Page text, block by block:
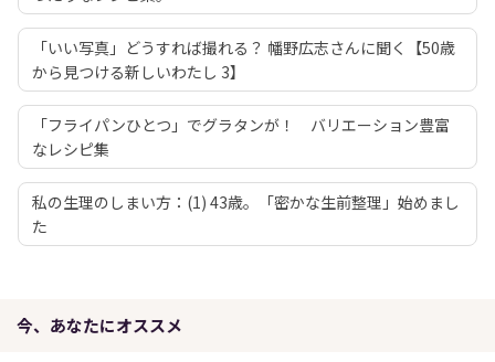
「いい写真」どうすれば撮れる？ 幡野広志さんに聞く【50歳
から見つける新しいわたし 3】
「フライパンひとつ」でグラタンが！ バリエーション豊富
なレシピ集
私の生理のしまい方：(1) 43歳。「密かな生前整理」始めまし
た
今、あなたにオススメ